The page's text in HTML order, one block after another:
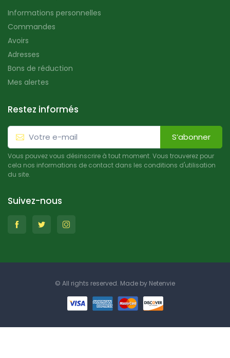
Informations personnelles
Commandes
Avoirs
Adresses
Bons de réduction
Mes alertes
Restez informés
S’abonner
Vous pouvez vous désinscrire à tout moment. Vous trouverez pour
cela nos informations de contact dans les conditions d'utilisation
du site.
Suivez-nous
© All rights reserved. Made by Netenvie